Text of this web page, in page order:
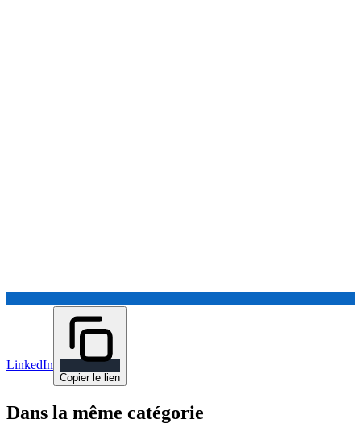
LinkedIn
Copier le lien
Dans la même catégorie